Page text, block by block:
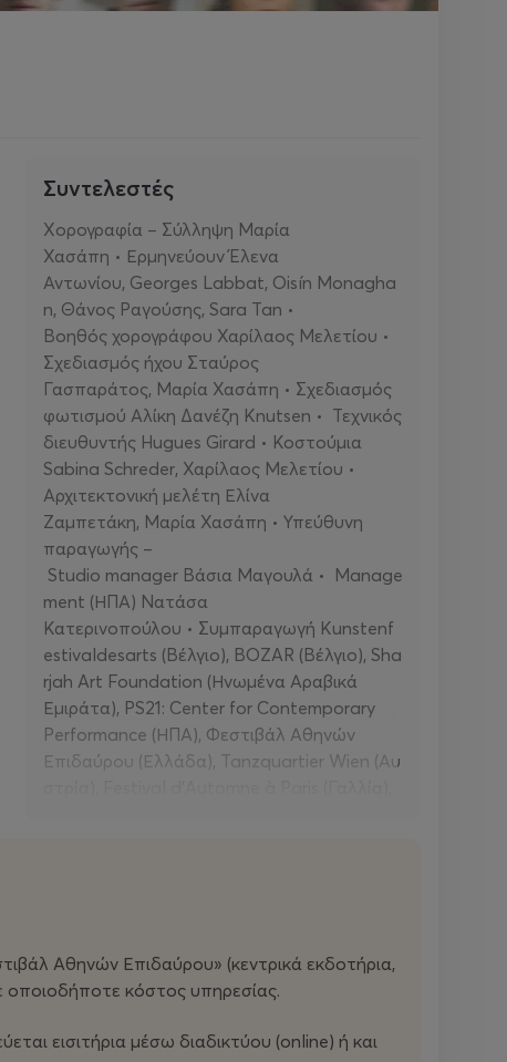
Συντελεστές
Χορογραφία – Σύλληψη Μαρία
Χασάπη • Ερμηνεύουν Έλενα
Αντωνίου, Georges Labbat, Oisín Monagha
n, Θάνος Ραγούσης, Sara Tan •
Βοηθός χορογράφου Χαρίλαος Μελετίου •
Σχεδιασμός ήχου Σταύρος
Γασπαράτος, Μαρία Χασάπη • Σχεδιασμός
φωτισμού Αλίκη Δανέζη Knutsen • Τεχνικός
διευθυντής Hugues Girard • Κοστούμια
Sabina Schreder, Χαρίλαος Μελετίου •
Αρχιτεκτονική μελέτη Ελίνα
Ζαμπετάκη, Μαρία Χασάπη • Υπεύθυνη
παραγωγής –
Studio manager Βάσια Μαγουλά • Manage
ment (ΗΠΑ) Νατάσα
Κατερινοπούλου • Συμπαραγωγή Kunstenf
estivaldesarts (Βέλγιο), BOZAR (Βέλγιο), Sha
rjah Art Foundation (Ηνωμένα Αραβικά
Εμιράτα), PS21: Center for Contemporary
Performance (ΗΠΑ), Φεστιβάλ Αθηνών
Επιδαύρου (Ελλάδα), Tanzquartier Wien (Αυ
Αθηνών Επιδαύρου» (κεντρικά εκδοτήρια,
οποιοδήποτε κόστος υπηρεσίας.
εισιτήρια μέσω διαδικτύου (οnline) ή και